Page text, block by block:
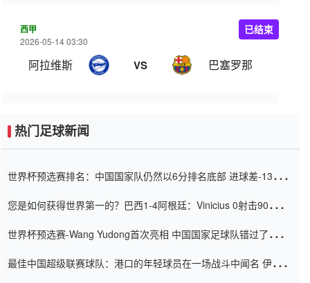
西甲
2026-05-14 03:30
阿拉维斯 VS 巴塞罗那
已结束
热门足球新闻
世界杯预选赛排名：中国国家队仍然以6分排名底部 进球差-13令人
您是如何获得世界第一的？巴西1-4阿根廷：Vinicius 0射击90分钟
世界杯预选赛-Wang Yudong首次亮相 中国国家足球队错过了世界
最佳中国超级联赛球队：港口的年轻球员在一场战斗中闻名 伊万放